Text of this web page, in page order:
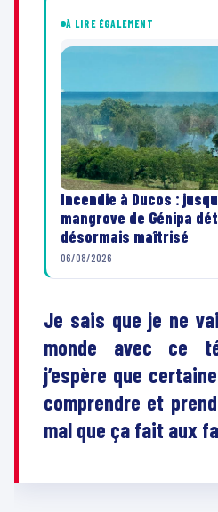
À LIRE ÉGALEMENT
Incendie à Ducos :
mangrove de Génipa
désormais maîtrisé
06/08/2026
Je sais que je ne
monde avec ce
j’espère que
comprendre et
mal que ça fait aux